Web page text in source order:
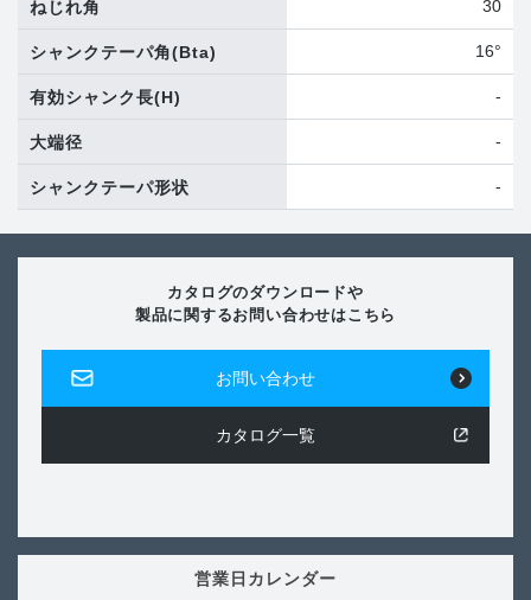
ねじれ角 30
シャンクテーパ角(Bta) 16°
有効シャンク長(H) -
大端径 -
シャンクテーパ形状 -
カタログのダウンロードや
製品に関するお問い合わせはこちら
お問い合わせ
カタログ一覧
営業日カレンダー